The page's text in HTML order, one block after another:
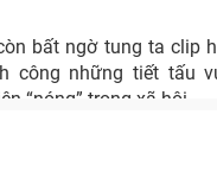
bất ngờ tung ta clip
công những tiết tấu
“nóng” trong xã hội.